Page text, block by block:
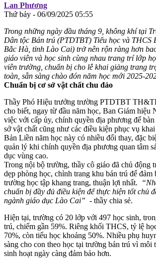
Lan Phương
Thứ bảy - 06/09/2025 05:55
Trong những ngày đầu tháng 9, không khí tại
Dân tộc Bán trú (PTDTBT) Tiểu học và THCS
Bắc Hà, tỉnh Lào Cai) trở nên rộn ràng hơn
giáo viên và học sinh cùng nhau trang trí lớp
viên trường, chuẩn bị cho lễ khai giảng trang
toàn, sẵn sàng chào đón năm học mới 2025-
Chuẩn bị cơ sở vật chất chu đáo
Thầy Phó Hiệu trưởng trường PTDTBT
cho biết, ngay từ đầu năm học, Ban Giám hiệu
việc với cấp ủy, chính quyền địa phương để
sở vật chất cũng như các điều kiện phục vụ
Bản Liền năm học này có nhiều đổi thay, đặc
quản lý khi chính quyền địa phương quan tâm
dục vùng cao.
Trong nội bộ trường, thầy cô giáo đã chủ động
dẹp phòng học, chỉnh trang khu bán trú để đảm
trường học tập khang trang, thuận lợi nhất.
chuẩn bị đầy đủ điều kiện để thực hiện tốt chủ
ngành giáo dục Lào Cai” - thầy chia sẻ.
Hiện tại, trường có 20 lớp với 497 học sinh,
trú, chiếm gần 59%. Riêng khối THCS, tỷ lệ
70%, còn tiểu học khoảng 50%. Nhiều phụ
sàng cho con theo học tại trường bán trú vì môi
sinh hoạt ngày càng đảm bảo hơn.